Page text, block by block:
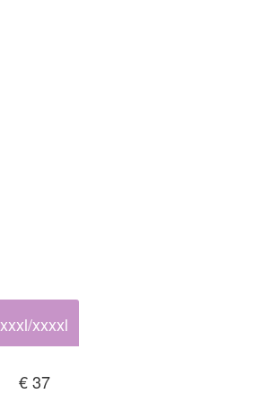
xxxl/xxxxl
€ 37